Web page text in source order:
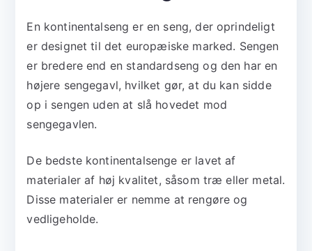
En kontinentalseng er en seng, der oprindeligt
er designet til det europæiske marked. Sengen
er bredere end en standardseng og den har en
højere sengegavl, hvilket gør, at du kan sidde
op i sengen uden at slå hovedet mod
sengegavlen.
De bedste kontinentalsenge er lavet af
materialer af høj kvalitet, såsom træ eller metal.
Disse materialer er nemme at rengøre og
vedligeholde.